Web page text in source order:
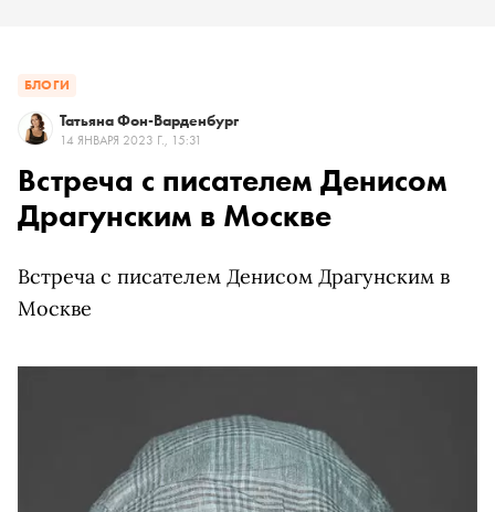
БЛОГИ
Татьяна Фон-Варденбург
14 ЯНВАРЯ 2023 Г., 15:31
Встреча с писателем Денисом
Драгунским в Москве
Встреча с писателем Денисом Драгунским в
Москве